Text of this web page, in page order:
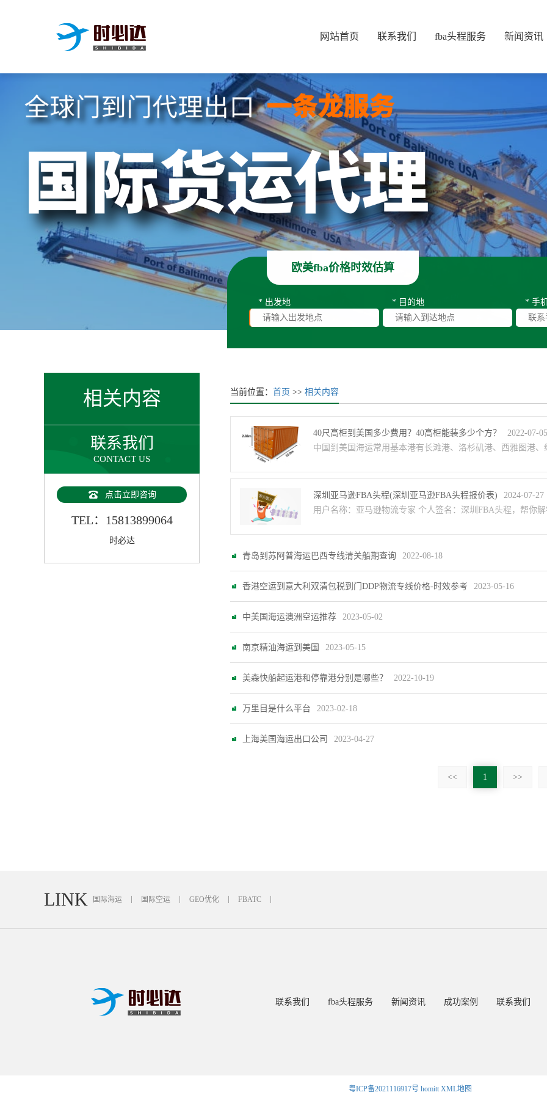
网站首页 联系我们 fba头程服务 新闻资讯
欧美fba价格时效估算
* 出发地 * 目的地 * 手
相关内容
联系我们
CONTACT US
点击立即咨询
TEL：15813899064
时必达
当前位置：首页 >>相关内容
40尺高柜到美国多少费用？40高柜能装多少个方？
2022-07-
中国到美国海运常用基本港有长滩港、洛杉矶港、西雅图港、
深圳亚马逊FBA头程(深圳亚马逊FBA头程报价表)
2024-07-27
用户名称：亚马逊物流专家 个人签名：深圳FBA头程，帮你解
青岛到苏阿普海运巴西专线清关船期查询 2022-08-18
香港空运到意大利双清包税到门DDP物流专线价格-时效参考 2023-05-16
中美国海运澳洲空运推荐 2023-05-02
南京精油海运到美国 2023-05-15
美森快船起运港和停靠港分别是哪些？ 2022-10-19
万里目是什么平台 2023-02-18
上海美国海运出口公司 2023-04-27
<< 1 >>
LINK 国际海运 国际空运 GEO优化 FBATC
联系我们 fba头程服务 新闻资讯 成功案例 联系我们
粤ICP备2021116917号 homitt XML地图